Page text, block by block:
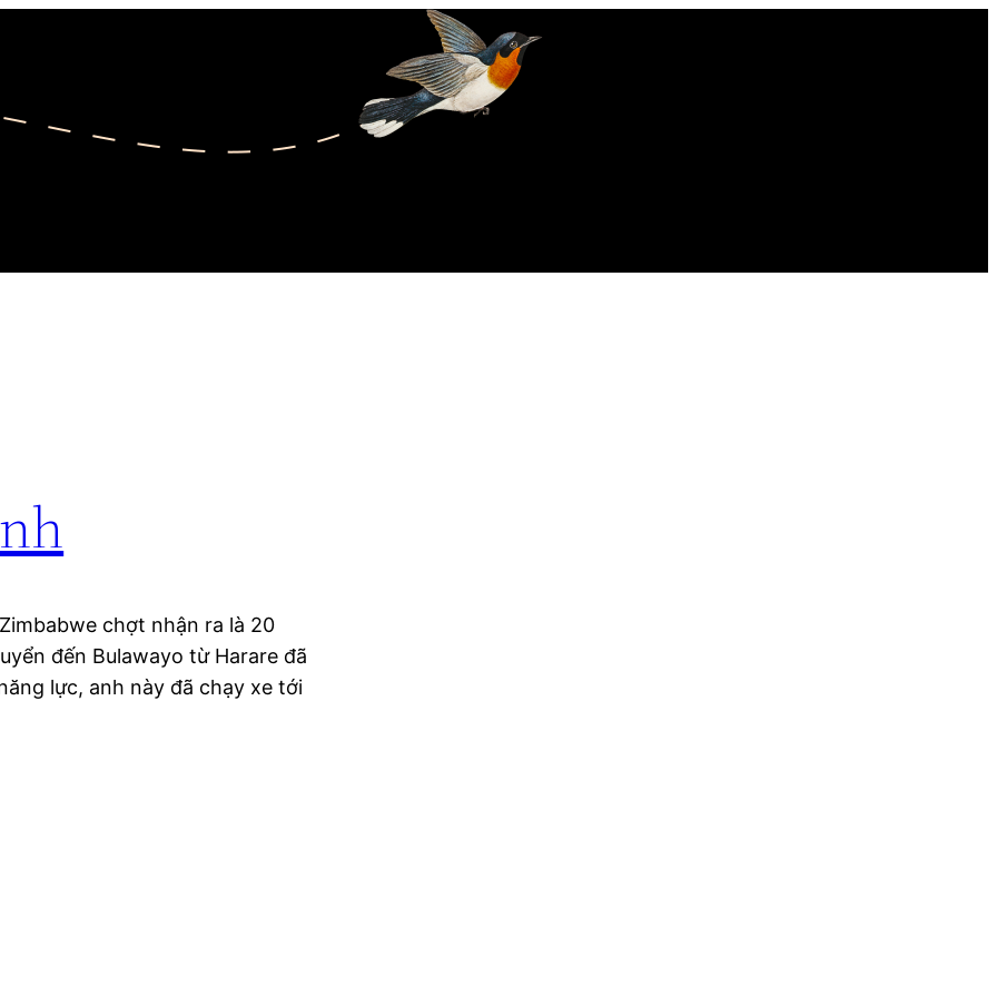
chợt nhận ra là 20
đến Bulawayo từ Harare đã
lực, anh này đã chạy xe tới